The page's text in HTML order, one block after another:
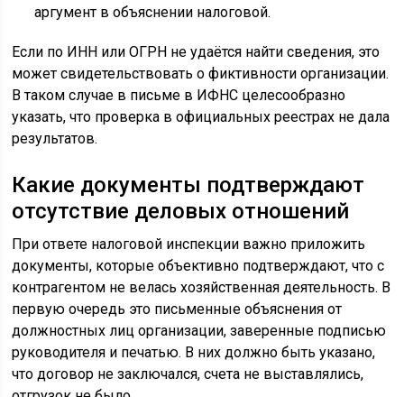
аргумент в объяснении налоговой.
Если по ИНН или ОГРН не удаётся найти сведения, это
может свидетельствовать о фиктивности организации.
В таком случае в письме в ИФНС целесообразно
указать, что проверка в официальных реестрах не дала
результатов.
Какие документы подтверждают
отсутствие деловых отношений
При ответе налоговой инспекции важно приложить
документы, которые объективно подтверждают, что с
контрагентом не велась хозяйственная деятельность. В
первую очередь это письменные объяснения от
должностных лиц организации, заверенные подписью
руководителя и печатью. В них должно быть указано,
что договор не заключался, счета не выставлялись,